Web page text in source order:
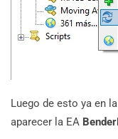
Luego de esto ya en
aparecer la EA